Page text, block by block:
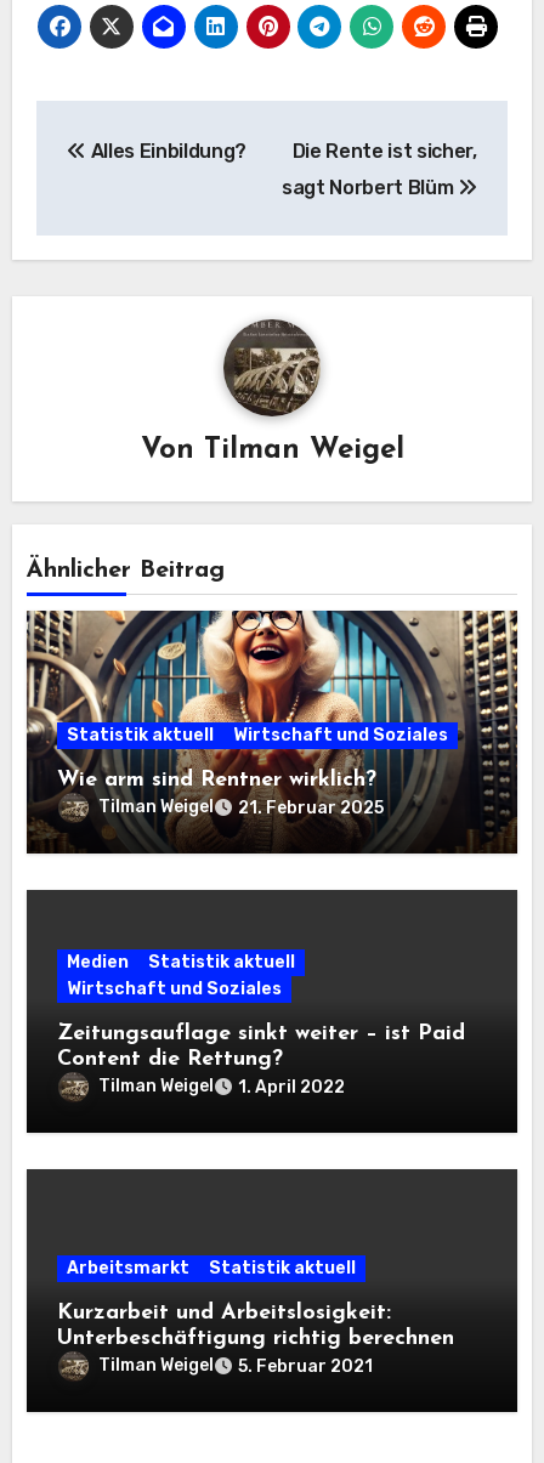
Alles Einbildung?
Die Rente ist sicher,
sagt Norbert Blüm
Von Tilman Weigel
Ähnlicher Beitrag
Statistik aktuell Wirtschaft und Soziales
Wie arm sind Rentner wirklich?
Tilman Weigel 21. Februar 2025
Medien
Statistik aktuell
Wirtschaft und Soziales
Zeitungsauflage sinkt weiter – ist Paid
Content die Rettung?
Tilman Weigel 1. April 2022
Arbeitsmarkt Statistik aktuell
Kurzarbeit und Arbeitslosigkeit:
Unterbeschäftigung richtig berechnen
Tilman Weigel 5. Februar 2021